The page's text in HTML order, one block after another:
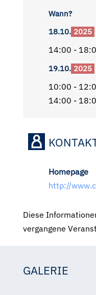
Wann?
18.10. 2025
14:00 -
19.10. 2025
10:00 -
14:00 -
Homepage
http://
Diese
vergangene
GALERIE